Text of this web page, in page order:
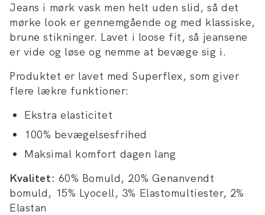
Jeans i mørk vask men helt uden slid, så det
mørke look er gennemgående og med klassiske,
brune stikninger. Lavet i loose fit, så jeansene
er vide og løse og nemme at bevæge sig i.
Produktet er lavet med Superflex, som giver
flere lækre funktioner:
Ekstra elasticitet
100% bevægelsesfrihed
Maksimal komfort dagen lang
Kvalitet: 60% Bomuld, 20% Genanvendt
bomuld, 15% Lyocell, 3% Elastomultiester, 2%
Elastan